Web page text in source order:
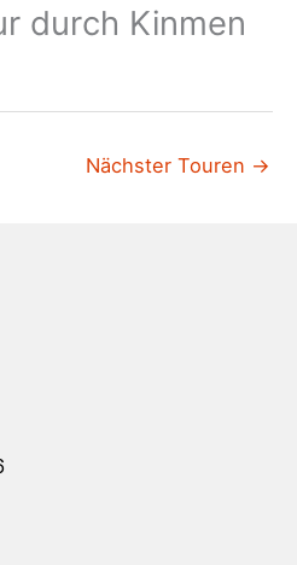
durch Kinmen
Nächster Touren →